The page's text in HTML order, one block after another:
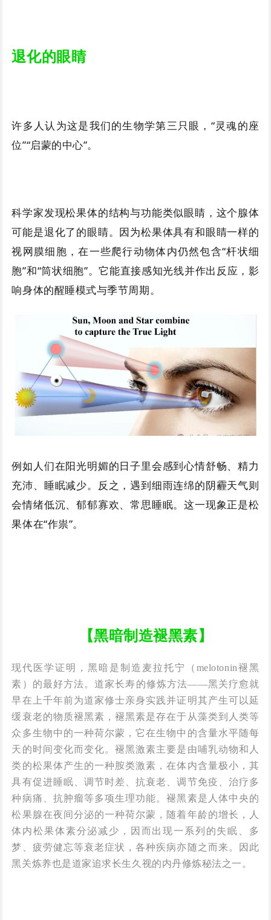
退化的眼睛
许多人认为这是我们的生物学第三只眼，“灵魂的座
位”“启蒙的中心”。
科学家发现松果体的结构与功能类似眼睛，这个腺体
可能是退化了的眼睛。因为松果体具有和眼睛一样的
视网膜细胞，在一些爬行动物体内仍然包含“杆状细
胞”和“筒状细胞”。它能直接感知光线并作出反应，影
响身体的醒睡模式与季节周期。
例如人们在阳光明媚的日子里会感到心情舒畅、精力
充沛、睡眠减少。反之，遇到细雨连绵的阴霾天气则
会情绪低沉、郁郁寡欢、常思睡眠。这一现象正是松
果体在“作祟”。
【黑暗制造褪黑素】
现代医学证明，黑暗是制造麦拉托宁（melotonin褪黑
素）的最好方法。道家长寿的修炼方法——黑关疗愈就
早在上千年前为道家修士亲身实践并证明其产生可以延
缓衰老的物质褪黑素，褪黑素是存在于从藻类到人类等
众多生物中的一种荷尔蒙，它在生物中的含量水平随每
天的时间变化而变化。褪黑激素主要是由哺乳动物和人
类的松果体产生的一种胺类激素，在体内含量极小，其
具有促进睡眠、调节时差、抗衰老、调节免疫、治疗多
种病痛、抗肿瘤等多项生理功能。褪黑素是人体中央的
松果腺在夜间分泌的一种荷尔蒙，随着年龄的增长，人
体内松果体素分泌减少，因而出现一系列的失眠、多
梦、疲劳健忘等衰老症状，各种疾病亦随之而来。因此
黑关炼养也是道家追求长生久视的内丹修炼秘法之一。